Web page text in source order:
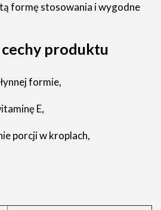
formę stosowania i wygodne
produktu
formie,
E,
porcji w kroplach,